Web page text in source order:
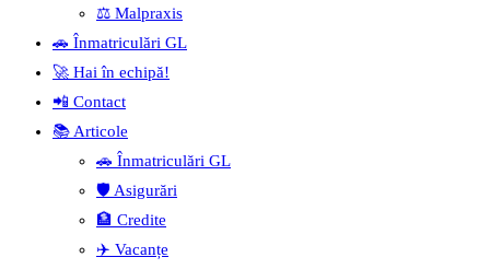
⚖️ Malpraxis
🚗 Înmatriculări GL
🚀 Hai în echipă!
📲 Contact
📚 Articole
🚗 Înmatriculări GL
🛡️ Asigurări
🏦 Credite
✈️ Vacanțe